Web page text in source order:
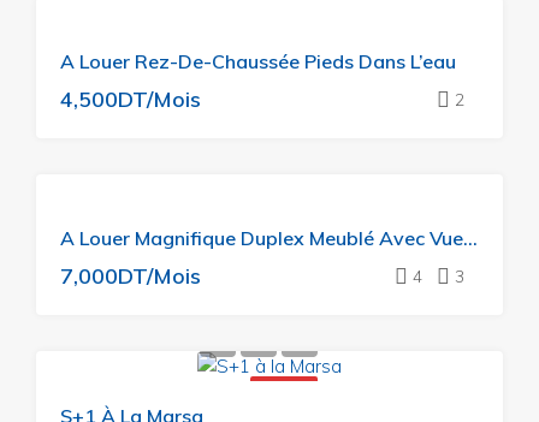
LOUER
A Louer Rez-De-Chaussée Pieds Dans L’eau
4,500DT/Mois 2
ON AIME
BEAUCOUP
A Louer Magnifique Duplex Meublé Avec Vue Mer
7,000DT/Mois 4 3
S+1 À La Marsa